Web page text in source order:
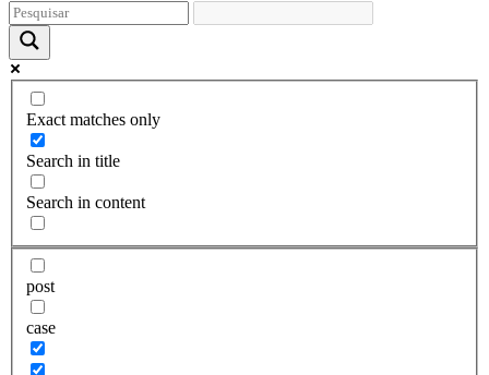
Exact matches only
Search in title
Search in content
post
case